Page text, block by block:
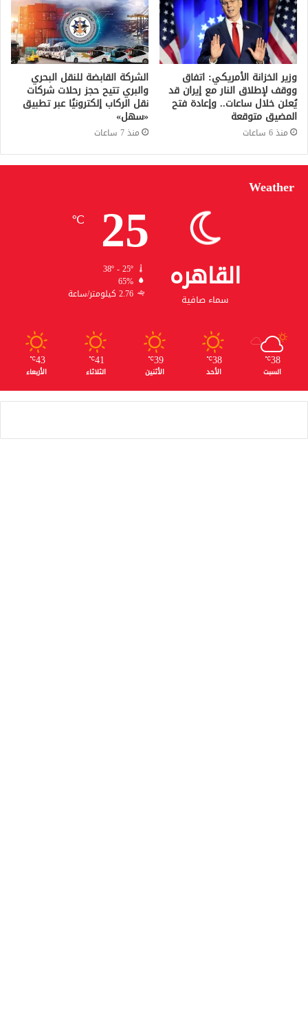
وزير الخزانة الأمريكي: اتفاق
ووقف لإطلاق النار مع إيران قد
يُعلن خلال ساعات.. وإعادة فتح
المضيق متوقعة
منذ 6 ساعات
الشركة القابضة للنقل البحري
والبري تتيح حجز رحلات شركات
نقل الركاب إلكترونيًا عبر تطبيق
«سهل»
منذ 7 ساعات
Weather
القاهره
سماء صافية
25
℃
38º - 25º
65%
2.76 كيلومتر/ساعة
38
℃
السبت
38
℃
الأحد
39
℃
الأثنين
41
℃
الثلاثاء
43
℃
الأربعاء